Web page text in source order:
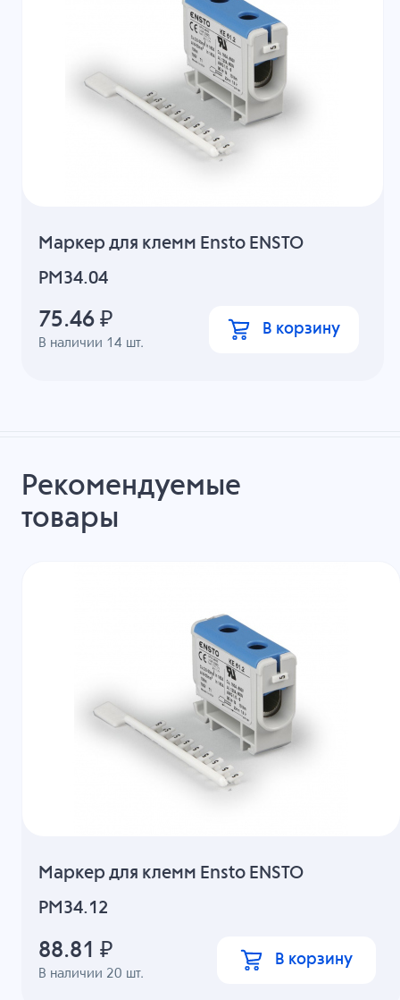
Маркер для клемм Ensto ENSTO
PM34.04
В наличии 14 шт.
75.46 ₽ В корзину
Рекомендуемые
товары
Маркер для клемм Ensto ENSTO
PM34.12
В наличии 20 шт.
88.81 ₽ В корзину